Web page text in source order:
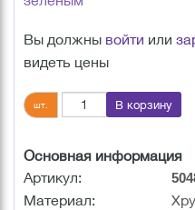
Вы должны войти или
видеть цены
шт. В корзину
Основная информация
Артикул:
Материал: